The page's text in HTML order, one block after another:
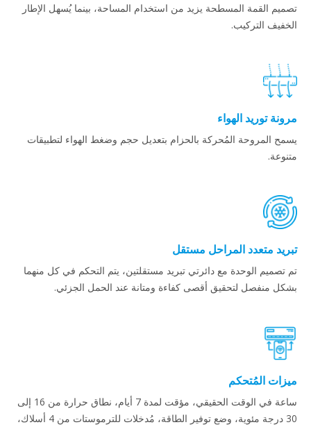
تصميم القمة المسطحة يزيد من استخدام المساحة، بينما يُسهل الإطار
الخفيف التركيب.
مرونة توريد الهواء
يسمح المروحة المُحركة بالحزام بتعديل حجم وضغط الهواء لتطبيقات
متنوعة.
تبريد متعدد المراحل مستقل
تم تصميم الوحدة مع دائرتي تبريد مستقلتين، يتم التحكم في كل منهما
بشكل منفصل لتحقيق أقصى كفاءة ومتانة عند الحمل الجزئي.
ميزات المُتحكم
ساعة في الوقت الحقيقي، مؤقت لمدة 7 أيام، نطاق حرارة من 16 إلى
30 درجة مئوية، وضع توفير الطاقة، مُدخلات للترموستات من 4 أسلاك،